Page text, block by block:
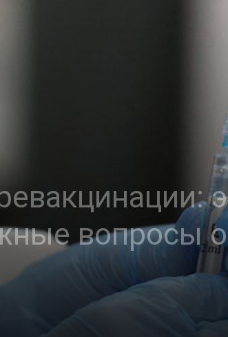
вопросы о